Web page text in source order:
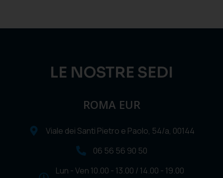
LE NOSTRE SEDI
ROMA EUR
Viale dei Santi Pietro e Paolo, 54/a, 00144
06 56 56 90 50
Lun - Ven 10.00 - 13.00 / 14.00 - 19.00